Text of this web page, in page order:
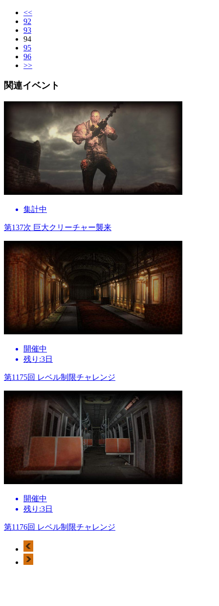
<<
92
93
94
95
96
>>
関連イベント
集計中
第137次 巨大クリーチャー襲来
開催中
残り:3日
第1175回 レベル制限チャレンジ
開催中
残り:3日
第1176回 レベル制限チャレンジ